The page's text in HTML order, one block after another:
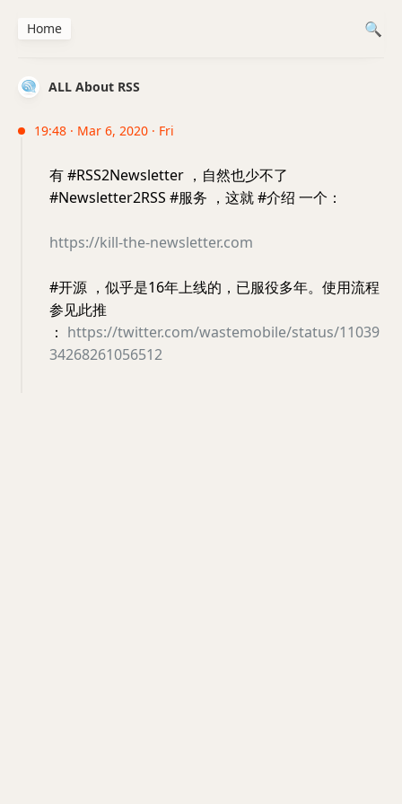
ALL About RSS
19:48 · Mar 6, 2020 · Fri
有 #RSS2Newsletter ，自然也少不了
#Newsletter2RSS #服务 ，这就 #介绍 一个：
https://kill-the-newsletter.com
#开源 ，似乎是16年上线的，已服役多年。使用流程
参见此推
： https://twitter.com/wastemobile/status/11039
34268261056512
Home